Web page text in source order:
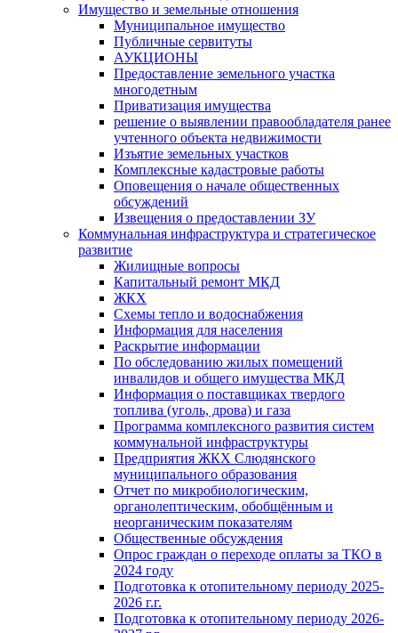
Имущество и земельные отношения
Муниципальное имущество
Публичные сервитуты
АУКЦИОНЫ
Предоставление земельного участка
многодетным
Приватизация имущества
решение о выявлении правообладателя ранее
учтенного объекта недвижимости
Изъятие земельных участков
Комплексные кадастровые работы
Оповещения о начале общественных
обсуждений
Извещения о предоставлении ЗУ
Коммунальная инфраструктура и стратегическое
развитие
Жилищные вопросы
Капитальный ремонт МКД
ЖКХ
Схемы тепло и водоснабжения
Информация для населения
Раскрытие информации
По обследованию жилых помещений
инвалидов и общего имущества МКД
Информация о поставщиках твердого
топлива (уголь, дрова) и газа
Программа комплексного развития систем
коммунальной инфраструктуры
Предприятия ЖКХ Слюдянского
муниципального образования
Отчет по микробиологическим,
органолептическим, обобщённым и
неорганическим показателям
Общественные обсуждения
Опрос граждан о переходе оплаты за ТКО в
2024 году
Подготовка к отопительному периоду 2025-
2026 г.г.
Подготовка к отопительному периоду 2026-